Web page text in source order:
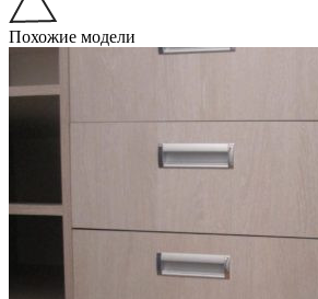
Похожие модели